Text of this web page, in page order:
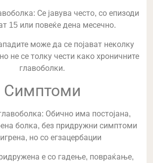
Се јавува често, со епизоди
15 или повеќе дена месечно.
може да се појават неколку
не се толку чести како хроничните
главоболки.
Симптоми
Обично има постојана,
болка, без придружни симптоми
но со егзацербации
е со гадење, повраќање,